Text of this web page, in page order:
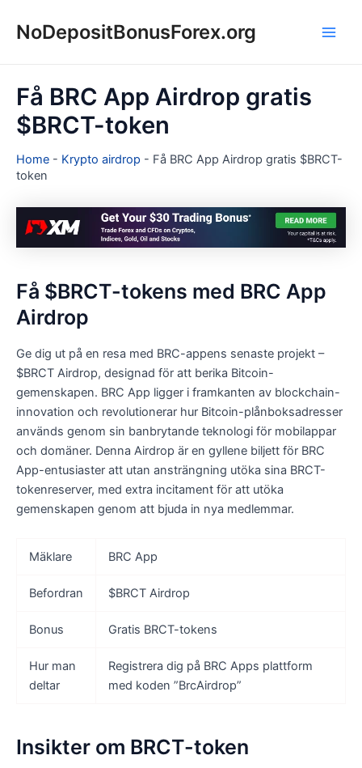
NoDepositBonusForex.org
Få BRC App Airdrop gratis
$BRCT-token
Home - Krypto airdrop - Få BRC App Airdrop gratis $BRCT-
token
Få $BRCT-tokens med BRC App
Airdrop
Ge dig ut på en resa med BRC-appens senaste projekt –
$BRCT Airdrop, designad för att berika Bitcoin-
gemenskapen. BRC App ligger i framkanten av blockchain-
innovation och revolutionerar hur Bitcoin-plånboksadresser
används genom sin banbrytande teknologi för mobilappar
och domäner. Denna Airdrop är en gyllene biljett för BRC
App-entusiaster att utan ansträngning utöka sina BRCT-
tokenreserver, med extra incitament för att utöka
gemenskapen genom att bjuda in nya medlemmar.
Mäklare BRC App
Befordran $BRCT Airdrop
Bonus Gratis BRCT-tokens
Hur man
deltar
Registrera dig på BRC Apps plattform
med koden ”BrcAirdrop”
Insikter om BRCT-token